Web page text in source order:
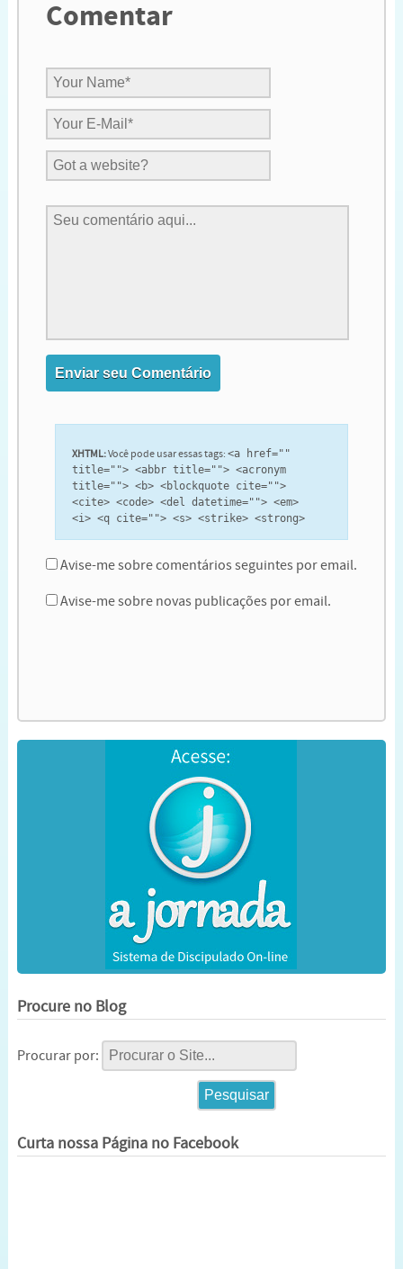
Comentar
XHTML:Você pode usar essas tags: <a href=""
title=""> <abbr title=""> <acronym
title=""> <b> <blockquote cite="">
<cite> <code> <del datetime=""> <em>
<i> <q cite=""> <s> <strike> <strong>
Avise-me sobre comentários seguintes por email.
Avise-me sobre novas publicações por email.
Procure no Blog
Procurar por:
Curta nossa Página no Facebook